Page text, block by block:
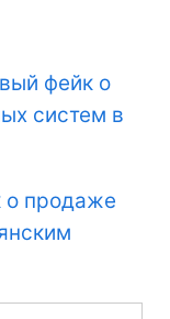
фейк о
систем в
о продаже